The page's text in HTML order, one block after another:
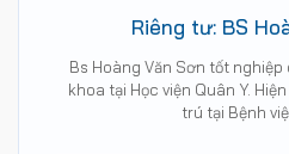
Riêng tư: BS
Bs Hoàng Văn Sơn tốt
khoa tại Học viện Quân Y.
trú tại Bệnh